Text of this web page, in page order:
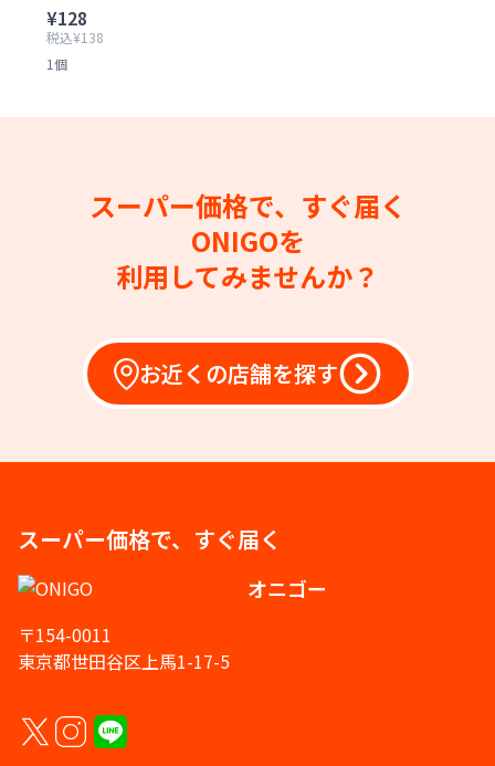
¥128
税込¥138
1個
スーパー価格で、すぐ届く
ONIGOを
利用してみませんか？
お近くの店舗を探す
スーパー価格で、すぐ届く
オニゴー
〒154-0011
東京都世田谷区上馬1-17-5